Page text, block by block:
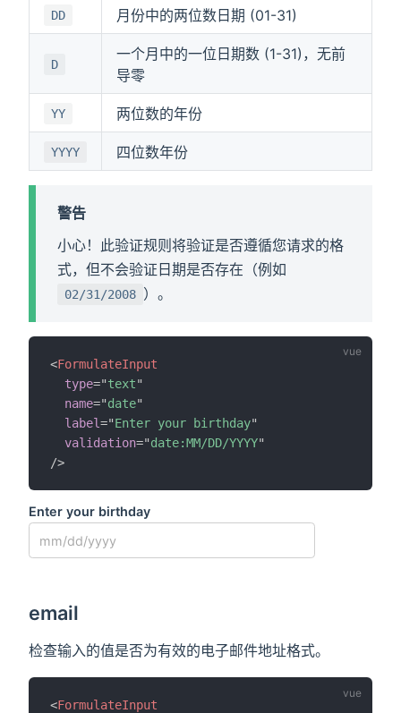
DD 月份中的两位数日期 (01-31)
D
一个月中的一位日期数 (1-31)，无前
导零
YY 两位数的年份
YYYY 四位数年份
警告
小心！此验证规则将验证是否遵循您请求的格
式，但不会验证日期是否存在（例如
02/31/2008 ）。
<FormulateInput
type="text"
name="date"
label="Enter your birthday"
validation="date:MM/DD/YYYY"
/>
Enter your birthday
email
检查输入的值是否为有效的电子邮件地址格式。
<FormulateInput